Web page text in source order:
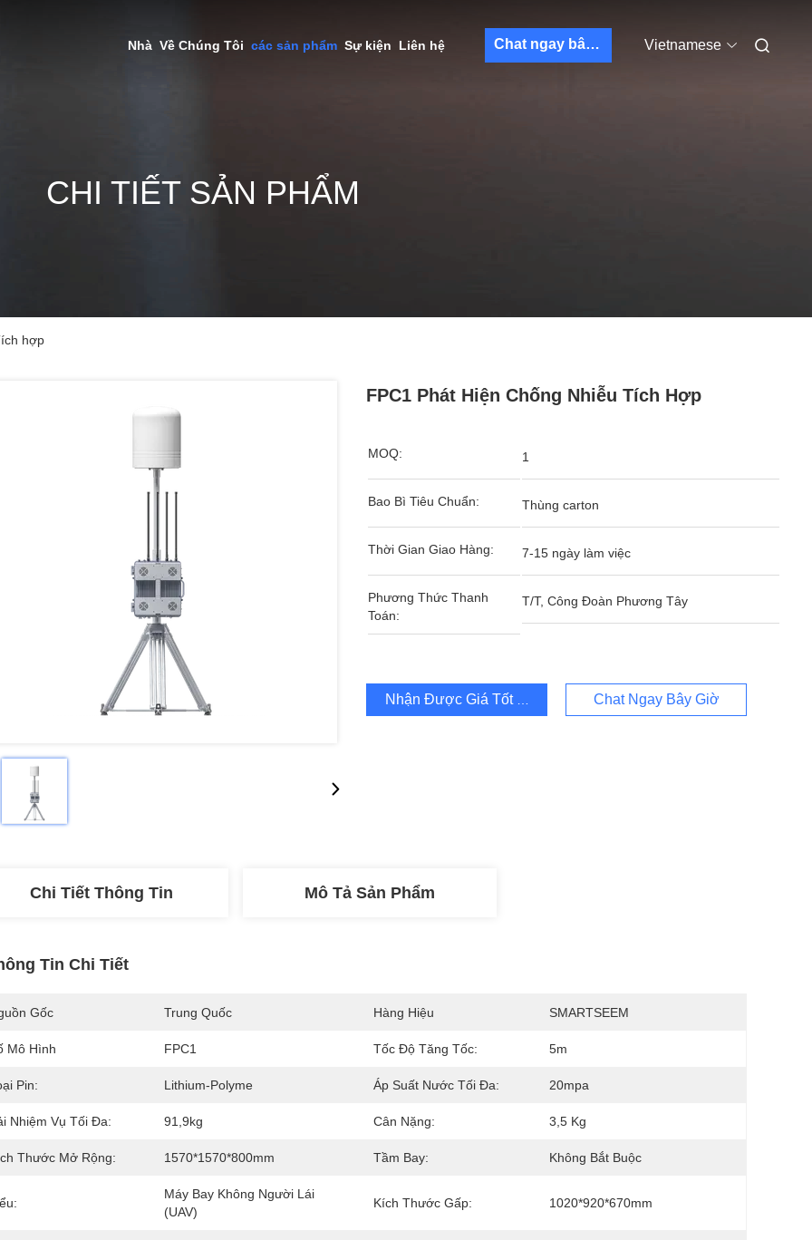
Nhà Về Chúng Tôi các sản phẩm Sự kiện Liên hệ Chat ngay bây giờ Vietnamese
CHI TIẾT SẢN PHẨM
hợp
FPC1 Phát Hiện Chống Nhiễu Tích Hợp
MOQ: 1
Bao Bì Tiêu Chuẩn: Thùng carton
Thời Gian Giao Hàng: 7-15 ngày làm việc
Phương Thức Thanh
Toán:
T/T, Công Đoàn Phương Tây
Nhận Được Giá Tốt Nhất Chat Ngay Bây Giờ
Chi Tiết Thông Tin Mô Tả Sản Phẩm
Tin Chi Tiết
Gốc Trung Quốc Hàng Hiệu SMARTSEEM
Mô Hình FPC1 Tốc Độ Tăng Tốc: 5m
Pin: Lithium-Polyme Áp Suất Nước Tối Đa: 20mpa
Nhiệm Vụ Tối Đa: 91,9kg Cân Nặng: 3,5 Kg
Thước Mở Rộng: 1570*1570*800mm Tầm Bay: Không Bắt Buộc
Máy Bay Không Người Lái
(UAV)
Kích Thước Gấp: 1020*920*670mm